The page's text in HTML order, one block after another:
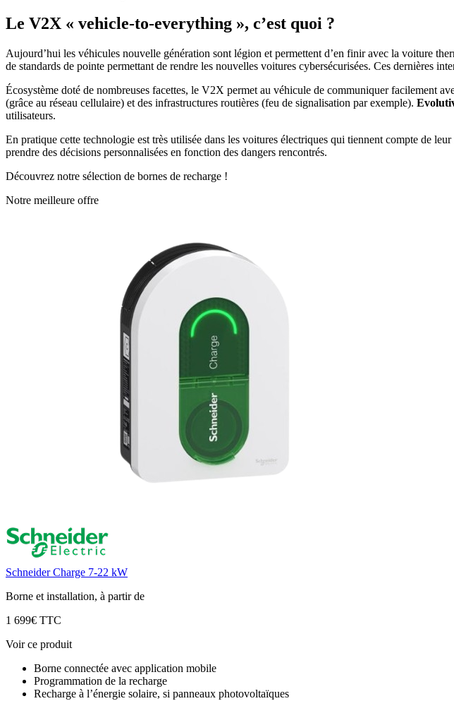
Le V2X « vehicle-to-everything », c’est quoi ?
Aujourd’hui les véhicules nouvelle génération sont légion et permettent d’en finir avec la voiture
de standards de pointe permettant de rendre les nouvelles voitures cybersécurisées. Ces dernières
Écosystème doté de nombreuses facettes, le V2X permet au véhicule de communiquer facilement
(grâce au réseau cellulaire) et des infrastructures routières (feu de signalisation par exemple).
utilisateurs.
En pratique cette technologie est très utilisée dans les voitures électriques qui tiennent compte de
prendre des décisions personnalisées en fonction des dangers rencontrés.
Découvrez notre sélection de bornes de recharge !
Notre meilleure offre
Schneider Charge 7-22 kW
Borne et installation, à partir de
1 699€ TTC
Voir ce produit
Borne connectée avec application mobile
Programmation de la recharge
Recharge à l’énergie solaire, si panneaux photovoltaïques